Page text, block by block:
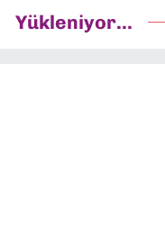
Yükleniyor...